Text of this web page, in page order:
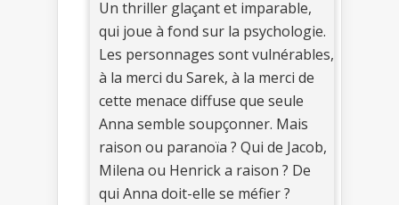
Un thriller glaçant et imparable,
qui joue à fond sur la psychologie.
Les personnages sont vulnérables,
à la merci du Sarek, à la merci de
cette menace diffuse que seule
Anna semble soupçonner. Mais
raison ou paranoïa ? Qui de Jacob,
Milena ou Henrick a raison ? De
qui Anna doit-elle se méfier ?